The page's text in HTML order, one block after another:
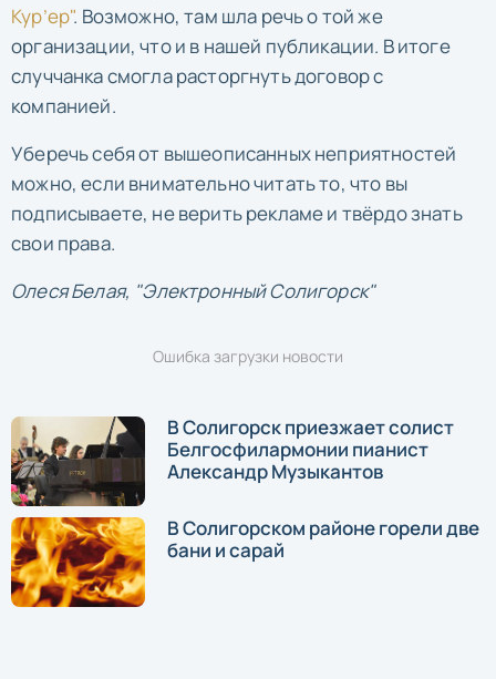
Кур’ер". Возможно, там шла речь о той же
организации, что и в нашей публикации. В итоге
случчанка смогла расторгнуть договор с
компанией.
Уберечь себя от вышеописанных неприятностей
можно, если внимательно читать то, что вы
подписываете, не верить рекламе и твёрдо знать
свои права.
Олеся Белая, "Электронный Солигорск"
Ошибка загрузки новости
В Солигорск приезжает солист
Белгосфилармонии пианист
Александр Музыкантов
В Солигорском районе горели две
бани и сарай